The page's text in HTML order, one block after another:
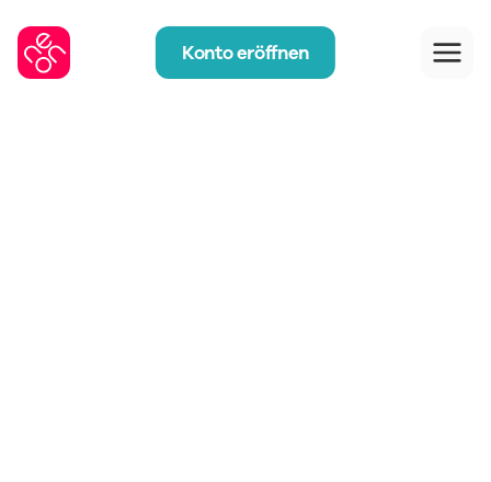
Konto eröffnen